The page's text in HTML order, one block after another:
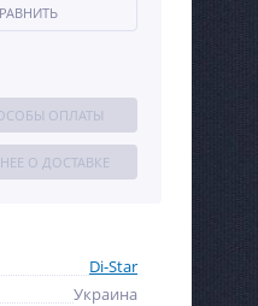
ОПЛАТЫ
О ДОСТАВКЕ
Di-Star
Украина